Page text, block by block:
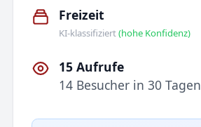
Freizeit
KI-klassifiziert(hohe Konfidenz)
15 Aufrufe
14 Besucher in 30 Tagen